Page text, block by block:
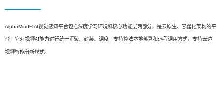
AlphaMind® AI视觉感知平台包括深度学习环境和核心功能层两部分，是云原生、容器化架构的平
台，它对视频AI能力进行统一汇聚、封装、调度，支持算法本地部署和远程调用方式，支持云边
视频智能分析模式。